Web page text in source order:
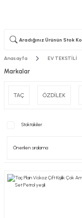
Anasayfa EV TEKSTİLİ
Markalar
TAÇ ÖZDİLEK
Stoktakiler